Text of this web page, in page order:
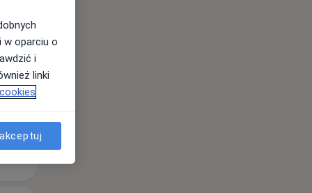
Wt,
11 Sie
w oparciu o
i
linki